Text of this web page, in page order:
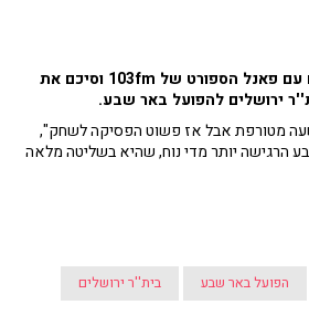
יניב טוכמן ('וואלה') שוחח עם פאנל הספורט של 103fm וסיכם את
ירושלים להפועל באר שבע.
מטורפת אבל אז פשוט הפסיקה לשחק",
הרגישה יותר מדי נוח, שהיא בשליטה מלאה
הפועל באר שבע בית''ר ירושלים